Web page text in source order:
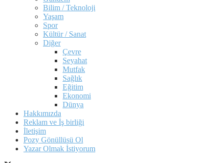
Bilim / Teknoloji
Yaşam
Spor
Kültür / Sanat
Diğer
Çevre
Seyahat
Mutfak
Sağlık
Eğitim
Ekonomi
Dünya
Hakkımızda
Reklam ve İş birliği
İletişim
Pozy Gönüllüsü Ol
Yazar Olmak İstiyorum